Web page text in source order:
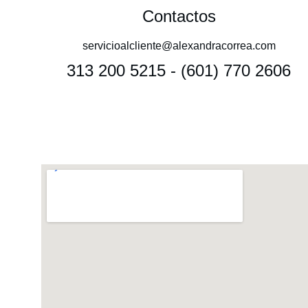
Contactos
servicioalcliente@alexandracorrea.com
313 200 5215 - (601) 770 2606